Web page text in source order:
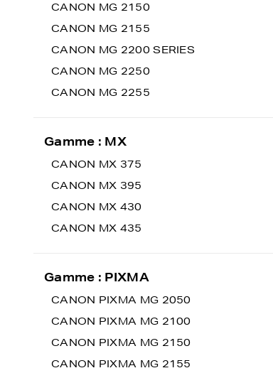
CANON MG 2150
CANON MG 2155
CANON MG 2200 SERIES
CANON MG 2250
CANON MG 2255
Gamme : MX
CANON MX 375
CANON MX 395
CANON MX 430
CANON MX 435
Gamme : PIXMA
CANON PIXMA MG 2050
CANON PIXMA MG 2100
CANON PIXMA MG 2150
CANON PIXMA MG 2155